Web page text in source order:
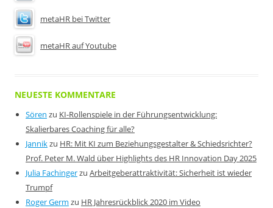
metaHR bei Twitter
metaHR auf Youtube
NEUESTE KOMMENTARE
Sören zu KI-Rollenspiele in der Führungsentwicklung:
Skalierbares Coaching für alle?
Jannikzu HR: Mit KI zum Beziehungsgestalter & Schiedsrichter?
Prof. Peter M. Wald über Highlights des HR Innovation Day 2025
Julia Fachingerzu Arbeitgeberattraktivität: Sicherheit ist wieder
Trumpf
Roger Germ zu HR Jahresrückblick 2020 im Video